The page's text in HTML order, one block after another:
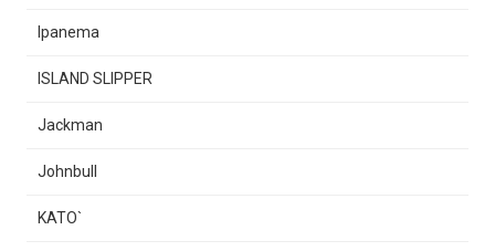
Ipanema
ISLAND SLIPPER
Jackman
Johnbull
KATO`